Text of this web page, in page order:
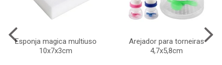
Esponja magica multiuso
10x7x3cm
Arejador para torneiras
4,7x5,8cm